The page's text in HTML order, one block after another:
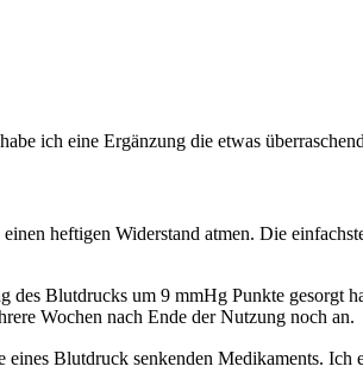
ich eine Ergänzung die etwas
heftigen Widerstand atmen. Die
des Blutdrucks um 9 mmHg Punkte gesorgt
Wochen nach Ende der Nutzung noch an.
Blutdruck senkenden Medikaments.